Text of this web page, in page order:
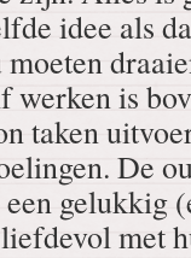
idee als
is
taken
De
een gelukkig
met